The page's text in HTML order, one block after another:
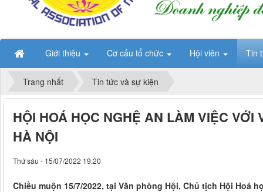
Giới thiệu Cơ cấu tổ chức Hội viên Tin
Trang nhất Tin tức và sự kiện
HỘI HOÁ HỌC NGHỆ AN LÀM VIỆC
HÀ NỘI
Thứ sáu - 15/07/2022 19:20
Chiều muộn 15/7/2022, tại Văn phòng Hội, Chủ tịch Hội Hoá